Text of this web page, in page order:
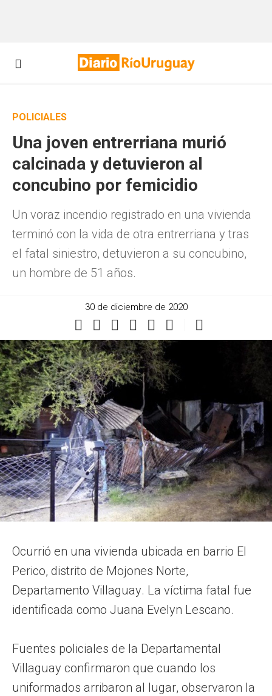
POLICIALES
Una joven entrerriana murió
calcinada y detuvieron al
concubino por femicidio
Un voraz incendio registrado en una vivienda
terminó con la vida de otra entrerriana y tras
el fatal siniestro, detuvieron a su concubino,
un hombre de 51 años.
30 de diciembre de 2020
Ocurrió en una vivienda ubicada en barrio El
Perico, distrito de Mojones Norte,
Departamento Villaguay. La víctima fatal fue
identificada como Juana Evelyn Lescano.
Fuentes policiales de la Departamental
Villaguay confirmaron que cuando los
uniformados arribaron al lugar, observaron la